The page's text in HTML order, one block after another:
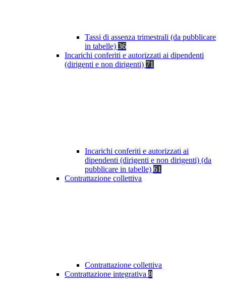
Tassi di assenza trimestrali (da pubblicare
in tabelle) 36
Incarichi conferiti e autorizzati ai dipendenti
(dirigenti e non dirigenti) 71
Incarichi conferiti e autorizzati ai
dipendenti (dirigenti e non dirigenti) (da
pubblicare in tabelle) 61
Contrattazione collettiva
Contrattazione collettiva
Contrattazione integrativa 8